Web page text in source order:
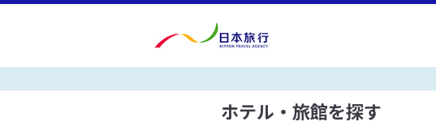
ホテル・旅館を探す